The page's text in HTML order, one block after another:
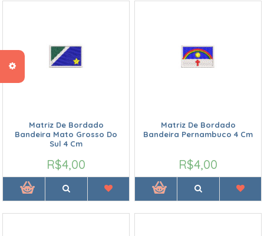
Matriz De Bordado
Bandeira Mato Grosso Do
Sul 4 Cm
R$4,00
Matriz De Bordado
Bandeira Pernambuco 4 Cm
R$4,00